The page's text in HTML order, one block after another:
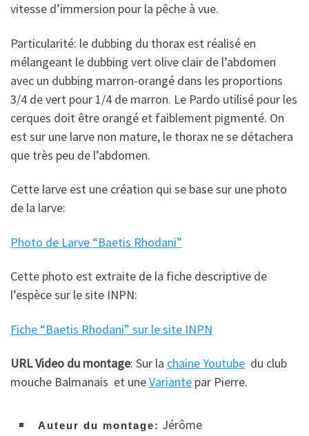
vitesse d’immersion pour la pêche à vue.
Particularité: le dubbing du thorax est réalisé en
mélangeant le dubbing vert olive clair de l’abdomen
avec un dubbing marron-orangé dans les proportions
3/4 de vert pour 1/4 de marron. Le Pardo utilisé pour les
cerques doit être orangé et faiblement pigmenté. On
est sur une larve non mature, le thorax ne se détachera
que très peu de l’abdomen.
Cette larve est une création qui se base sur une photo
de la larve:
Photo de Larve “Baetis Rhodani”
Cette photo est extraite de la fiche descriptive de
l’espèce sur le site INPN:
Fiche “Baetis Rhodani” sur le site INPN
URL Video du montage: Sur la chaine Youtube du club
mouche Balmanais et uneVariante par Pierre.
Auteur du montage: Jérôme